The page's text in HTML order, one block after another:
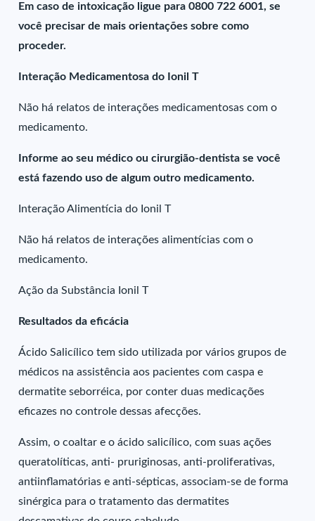
Em caso de intoxicação ligue para 0800 722 6001, se
você precisar de mais orientações sobre como
proceder.
Interação Medicamentosa do Ionil T
Não há relatos de interações medicamentosas com o
medicamento.
Informe ao seu médico ou cirurgião-dentista se você
está fazendo uso de algum outro medicamento.
Interação Alimentícia do Ionil T
Não há relatos de interações alimentícias com o
medicamento.
Ação da Substância Ionil T
Resultados da eficácia
Ácido Salicílico tem sido utilizada por vários grupos de
médicos na assistência aos pacientes com caspa e
dermatite seborréica, por conter duas medicações
eficazes no controle dessas afecções.
Assim, o coaltar e o ácido salicílico, com suas ações
queratolíticas, anti- pruriginosas, anti-proliferativas,
antiinflamatórias e anti-sépticas, associam-se de forma
sinérgica para o tratamento das dermatites